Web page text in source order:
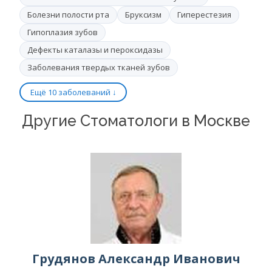
Болезни полости рта
Бруксизм
Гиперестезия
Гипоплазия зубов
Дефекты каталазы и пероксидазы
Заболевания твердых тканей зубов
Ещё 10 заболеваний ↓
Другие Стоматологи в Москве
Грудянов Александр Иванович